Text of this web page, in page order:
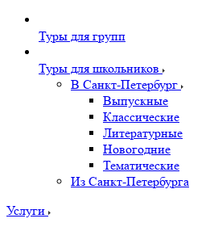
Туры для групп
Туры для школьников
В Санкт-Петербург
Выпускные
Классические
Литературные
Новогодние
Тематические
Из Санкт-Петербурга
Услуги